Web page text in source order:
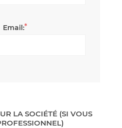
Email:*
LA SOCIÉTÉ (SI VOUS